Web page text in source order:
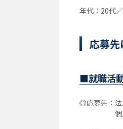
年代：20代
応募先
■就職活
◎応募先：法
個人をク